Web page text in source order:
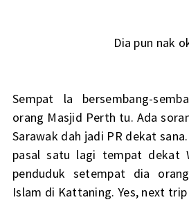
Dia pun nak
Sempat la bersembang-
orang Masjid Perth tu. Ada
Sarawak dah jadi PR dekat
pasal satu lagi tempat dekat
penduduk setempat dia
Islam di Kattaning. Yes, next